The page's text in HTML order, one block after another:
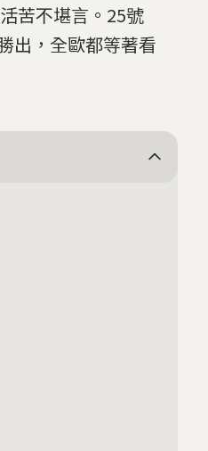
苦不堪言。25號
出，全歐都等著看